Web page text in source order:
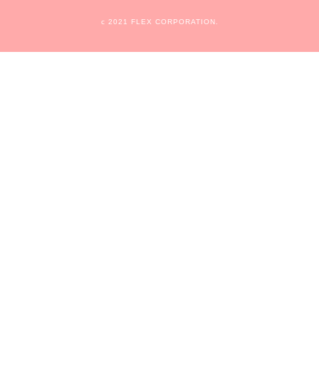
c 2021 FLEX CORPORATION.